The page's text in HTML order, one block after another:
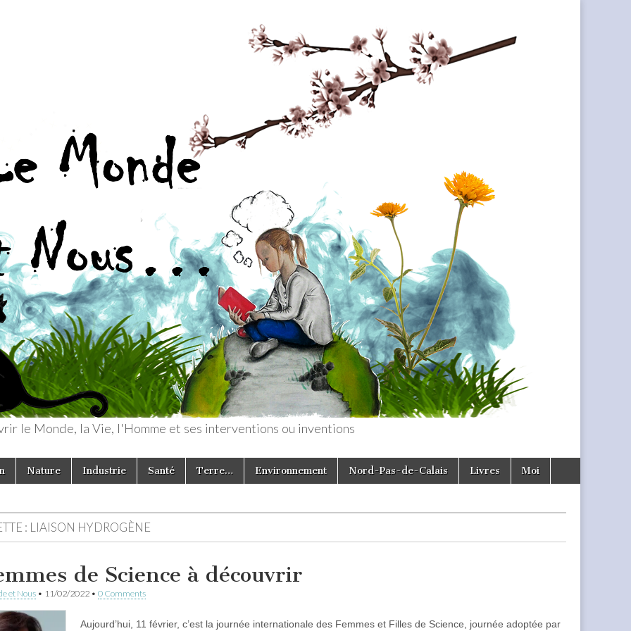
le Monde, la Vie, l'Homme et ses interventions ou inventions
Nature Industrie Santé Terre… Environnement Nord-Pas-de-Calais Livres Moi
: LIAISON HYDROGÈNE
de Science à découvrir
et Nous • 11/02/2022 • 0 Comments
Aujourd’hui, 11 février, c’est la journée internationale des Femmes et Filles de Science, journée adoptée par